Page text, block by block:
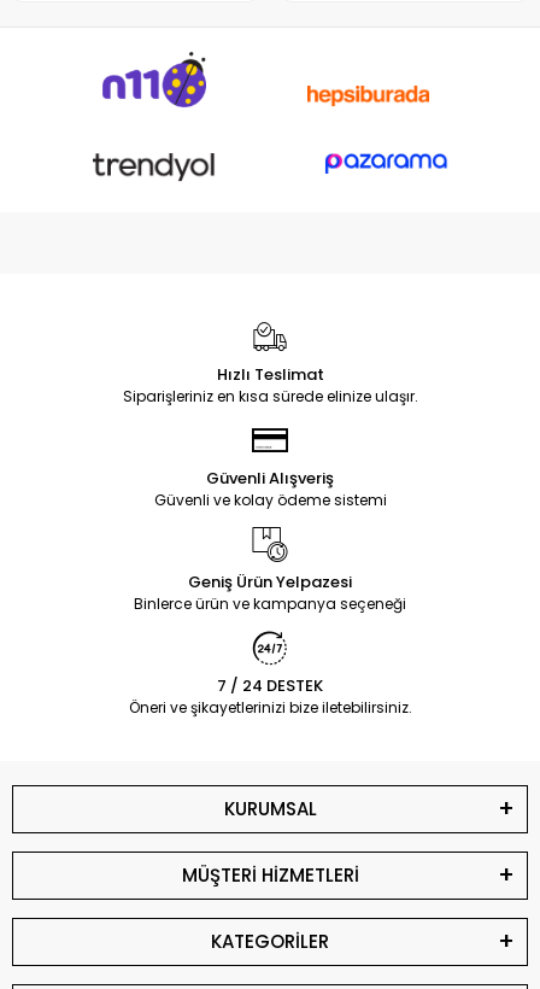
Hızlı Teslimat
Siparişleriniz en kısa sürede elinize ulaşır.
Güvenli Alışveriş
Güvenli ve kolay ödeme sistemi
Geniş Ürün Yelpazesi
Binlerce ürün ve kampanya seçeneği
7 / 24 DESTEK
Öneri ve şikayetlerinizi bize iletebilirsiniz.
KURUMSAL
MÜŞTERİ HİZMETLERİ
KATEGORİLER